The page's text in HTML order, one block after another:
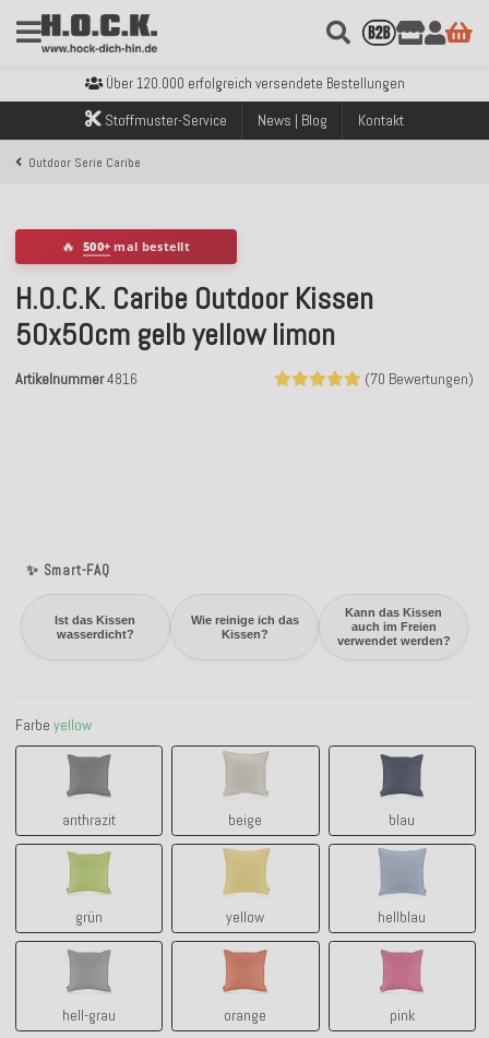
Über 120.000 erfolgreich versendete Bestellungen
Sicher bezahlen mit Klarna, PayPal & Amazon Pay
Kostenloser Versand innerhalb Deutschlands ab 99€ Bestellwert
Über 120.000 erfolgreich versendete Bestellungen
Sicher bezahlen mit Klarna, PayPal & Amazon Pay
Stoffmuster-Service News | Blog Kontakt
Outdoor Serie Caribe
✨ Smart-FAQ
Ist das Kissen
wasserdicht?
Wie reinige ich das
Kissen?
Kann das Kissen
auch im Freien
verwendet werden?
🔥 500+ mal bestellt
H.O.C.K. Caribe Outdoor Kissen
50x50cm gelb yellow limon
(70 Bewertungen)
Artikelnummer4816
Farbe yellow
anthrazit
anthrazit
beige
beige
blau
blau
grün
grün
yellow
yellow
hellblau
hellblau
hell-grau
hell-grau
orange
orange
pink
pink